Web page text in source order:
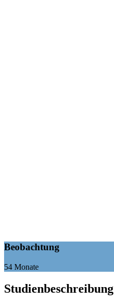
Beobachtung
54 Monate
Studienbeschreibung